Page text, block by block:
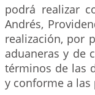
podrá realizar
Andrés,
realización, por
aduaneras y de
términos de las
y conforme a las